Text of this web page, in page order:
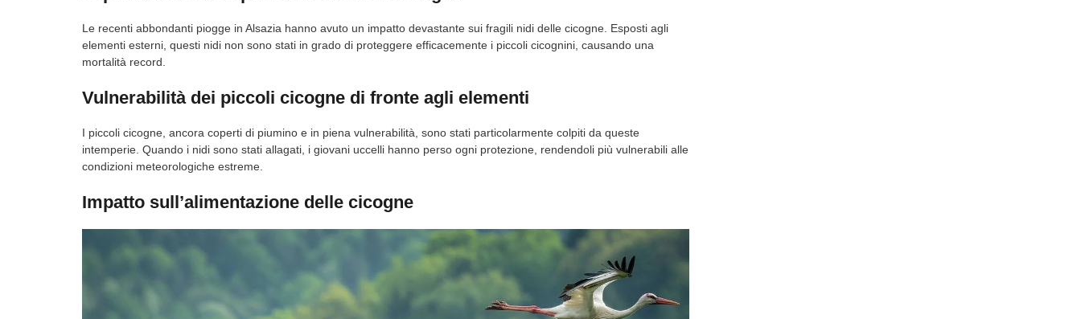
Le recenti abbondanti piogge in Alsazia hanno avuto un impatto devastante sui fragili nidi delle cicogne. Esposti agli
elementi esterni, questi nidi non sono stati in grado di proteggere efficacemente i piccoli cicognini, causando una
mortalità record.
Vulnerabilità dei piccoli cicogne di fronte agli elementi
I piccoli cicogne, ancora coperti di piumino e in piena vulnerabilità, sono stati particolarmente colpiti da queste
intemperie. Quando i nidi sono stati allagati, i giovani uccelli hanno perso ogni protezione, rendendoli più vulnerabili alle
condizioni meteorologiche estreme.
Impatto sull’alimentazione delle cicogne